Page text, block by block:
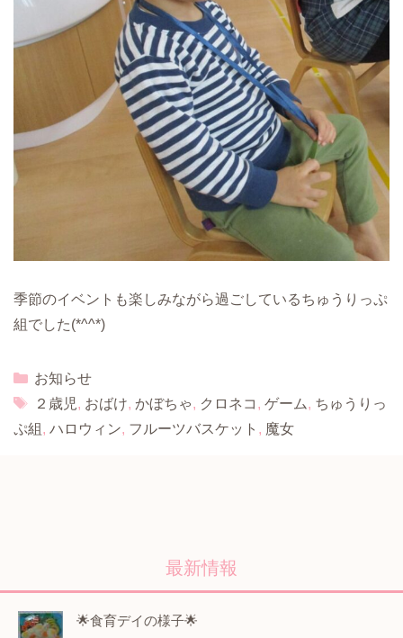
季節のイベントも楽しみながら過ごしているちゅうりっぷ
組でした(*^^*)
Categories
お知らせ
Tags
２歳児, おばけ, かぼちゃ, クロネコ , ゲーム, ちゅうりっ
ぷ組 , ハロウィン, フルーツバスケット , 魔女
最新情報
🌟食育デイの様子🌟